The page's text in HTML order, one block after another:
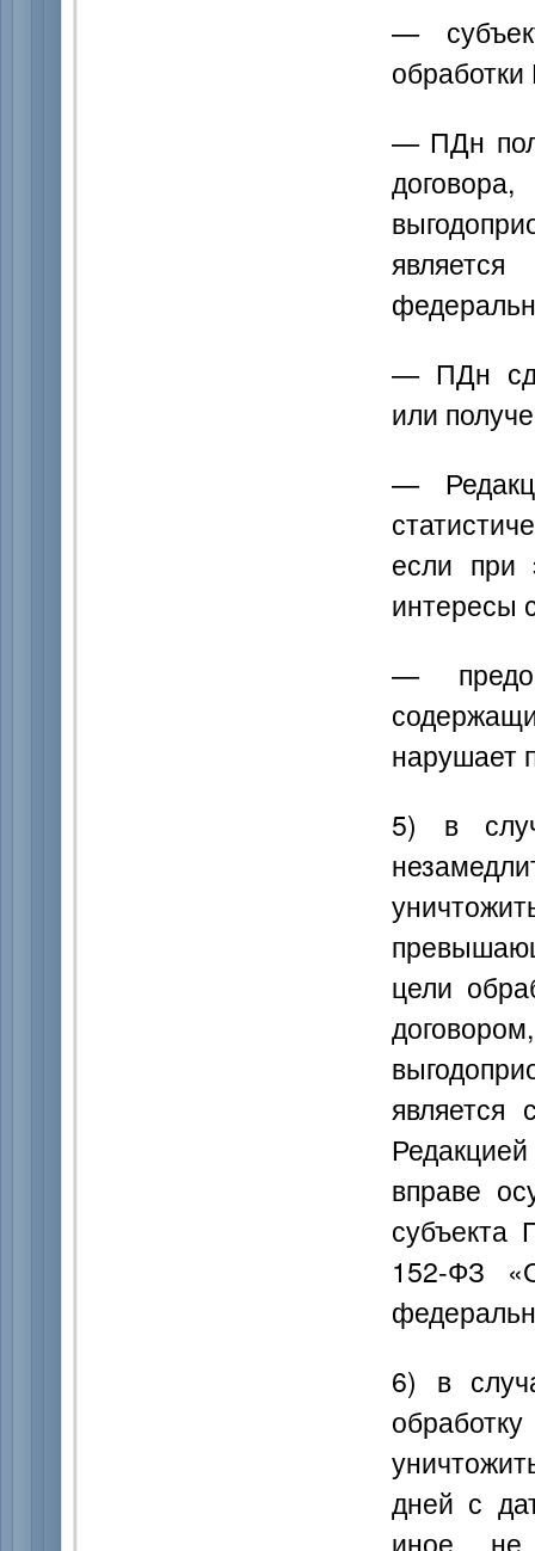
—
— ПДн
— ПДн
или
—
если при
интересы
—
нарушает
5) в
цели
вправе
субъекта
152-ФЗ
6) в
дней с
иное не